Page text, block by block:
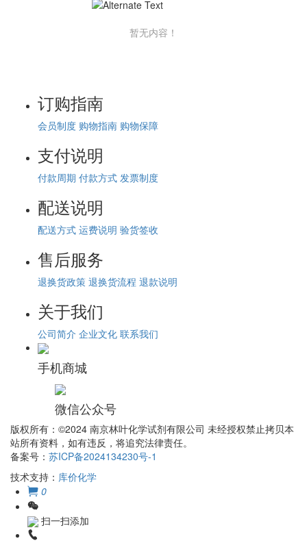
暂无内容！
订购指南
会员制度 购物指南 购物保障
支付说明
付款周期 付款方式 发票制度
配送说明
配送方式 运费说明 验货签收
售后服务
退换货政策 退换货流程 退款说明
关于我们
公司简介 企业文化 联系我们
手机商城
微信公众号
版权所有：©2024 南京林叶化学试剂有限公司 未经授权禁止拷贝本
站所有资料，如有违反，将追究法律责任。
备案号： 苏ICP备2024134230号-1
技术支持： 库价化学
0
扫一扫添加